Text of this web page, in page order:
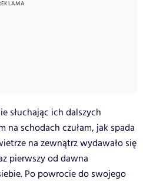
słuchając ich dalszych
na schodach czułam, jak spada
na zewnątrz wydawało się
pierwszy od dawna
Po powrocie do swojego